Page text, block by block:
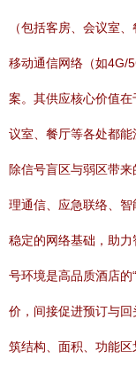
（包括客房、会议室
移动通信网络（如4G/
案。其供应核心价值在
议室、餐厅等各处都
除信号盲区与弱区带来
理通信、应急联络、
稳定的网络基础，助力
号环境是高品质酒店的
价，间接促进预订与
筑结构、面积、功能